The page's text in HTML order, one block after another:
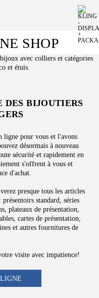
SHOP
DES BIJOUTIERS
ligne pour vous et l'avons
désormais à nouveau
sécurité et rapidement en
s'offrent à vous et
d'achat.
presque tous les articles
standard, séries
plateaux de présentation,
cartes de présentation,
et autres fournitures de
visite avec impatience!